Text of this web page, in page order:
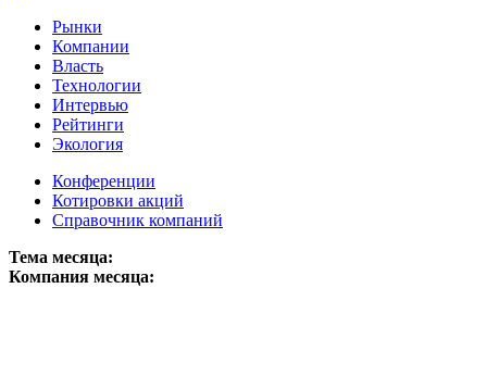
Рынки
Компании
Власть
Технологии
Интервью
Рейтинги
Экология
Конференции
Котировки акций
Справочник компаний
Тема месяца:
Компания месяца: